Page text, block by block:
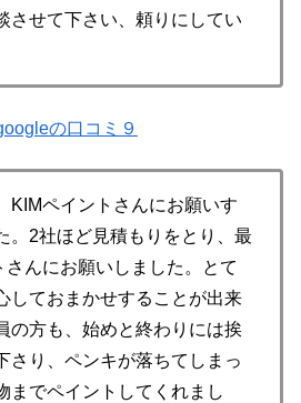
させて下さい、頼りにしてい
の口コミ９
KIMペイントさんにお願いす
。2社ほど見積もりをとり、最
んにお願いしました。とて
しておまかせすることが出来
の方も、始めと終わりには挨
さり、ペンキが落ちてしまっ
までペイントしてくれまし